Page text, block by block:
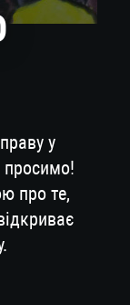
у
просимо!
про те,